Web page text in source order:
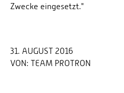
Zwecke eingesetzt."
31. AUGUST 2016
VON: TEAM PROTRON